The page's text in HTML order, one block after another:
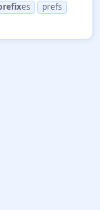
es
prefs